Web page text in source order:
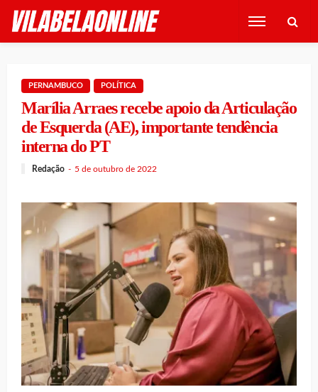
PERNAMBUCO POLÍTICA
Marília Arraes recebe apoio da Articulação
de Esquerda (AE), importante tendência
interna do PT
Redação 5 de outubro de 2022